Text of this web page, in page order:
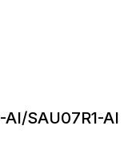
SAU07R1-AI